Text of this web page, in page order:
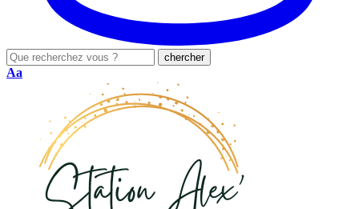
Aa